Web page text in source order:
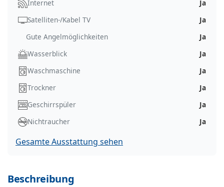
Internet
Ja
Satelliten-/Kabel TV
Ja
Gute Angelmöglichkeiten
Ja
Wasserblick
Ja
Waschmaschine
Ja
Trockner
Ja
Geschirrspüler
Ja
Nichtraucher
Ja
Gesamte Ausstattung sehen
Beschreibung